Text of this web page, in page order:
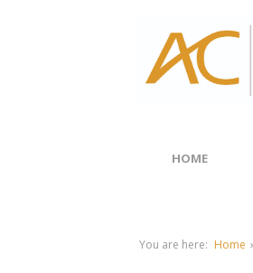
HOME
You are here: Home ›